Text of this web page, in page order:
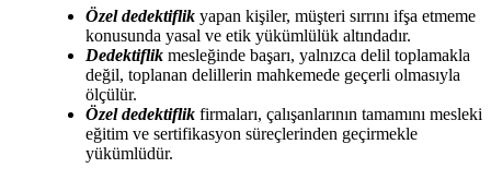
Özel dedektiflik yapan kişiler, müşteri sırrını ifşa etmeme
konusunda yasal ve etik yükümlülük altındadır.
Dedektiflik mesleğinde başarı, yalnızca delil toplamakla
değil, toplanan delillerin mahkemede geçerli olmasıyla
ölçülür.
Özel dedektiflik firmaları, çalışanlarının tamamını mesleki
eğitim ve sertifikasyon süreçlerinden geçirmekle
yükümlüdür.